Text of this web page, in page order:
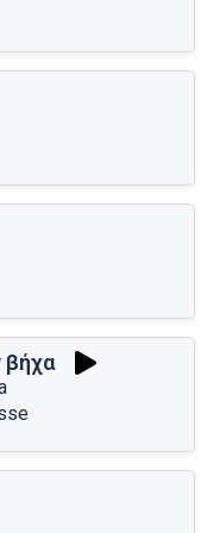
βήχα